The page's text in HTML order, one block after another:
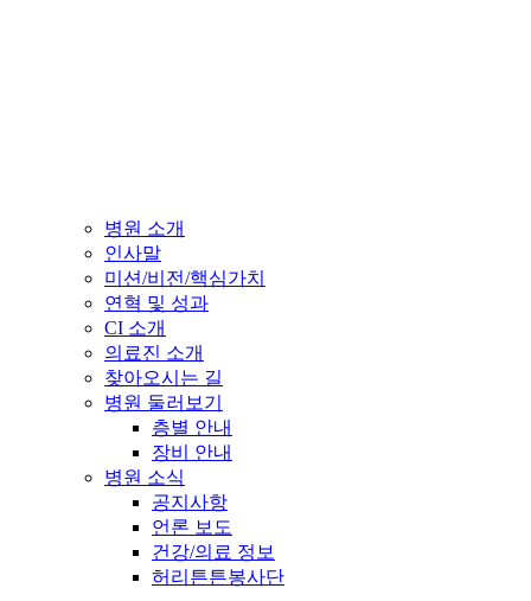
병원 소개
인사말
미션/비전/핵심가치
연혁 및 성과
CI 소개
의료진 소개
찾아오시는 길
병원 둘러보기
층별 안내
장비 안내
병원 소식
공지사항
언론 보도
건강/의료 정보
허리튼튼봉사단